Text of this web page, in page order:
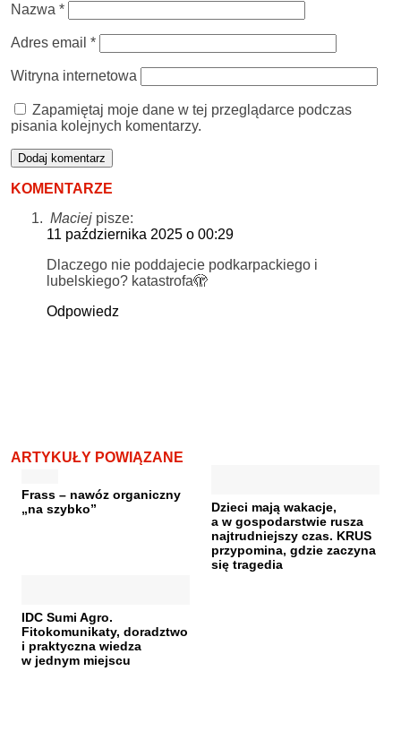
Nazwa *
Adres email *
Witryna internetowa
Zapamiętaj moje dane w tej przeglądarce podczas
pisania kolejnych komentarzy.
KOMENTARZE
Maciej pisze:
11 października 2025 o 00:29
Dlaczego nie poddajecie podkarpackiego i
lubelskiego? katastrofa🫣
Odpowiedz
ARTYKUŁY POWIĄZANE
Frass – nawóz organiczny
„na szybko”
Dzieci mają wakacje,
a w gospodarstwie rusza
najtrudniejszy czas. KRUS
przypomina, gdzie zaczyna
się tragedia
IDC Sumi Agro.
Fitokomunikaty, doradztwo
i praktyczna wiedza
w jednym miejscu